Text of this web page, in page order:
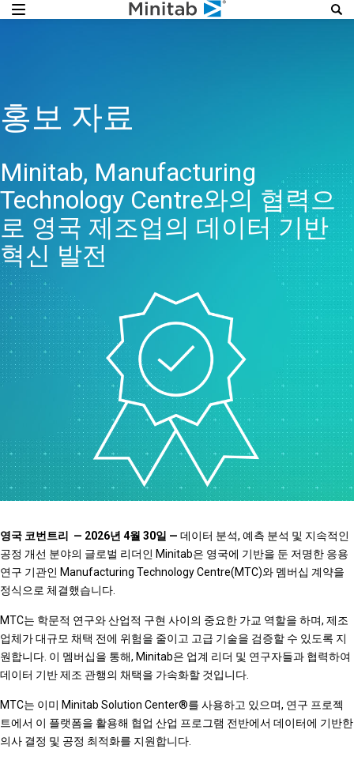
홍보 자료
Minitab, Manufacturing
Technology Centre와의 협력으
로 영국 제조업의 데이터 기반
혁신 발전
영국 코번트리 — 2026년 4월 30일 — 데이터 분석, 예측 분석 및 지속적인
공정 개선 분야의 글로벌 리더인 Minitab은 영국에 기반을 둔 저명한 응용
연구 기관인 Manufacturing Technology Centre(MTC)와 멤버십 계약을
정식으로 체결했습니다.
MTC는 학문적 연구와 산업적 구현 사이의 중요한 가교 역할을 하며, 제조
업체가 대규모 채택 전에 위험을 줄이고 고급 기술을 검증할 수 있도록 지
원합니다. 이 멤버십을 통해, Minitab은 업계 리더 및 연구자들과 협력하여
데이터 기반 제조 관행의 채택을 가속화할 것입니다.
MTC는 이미 Minitab Solution Center®를 사용하고 있으며, 연구 프로젝
트에서 이 플랫폼을 활용해 협업 산업 프로그램 전반에서 데이터에 기반한
의사 결정 및 공정 최적화를 지원합니다.